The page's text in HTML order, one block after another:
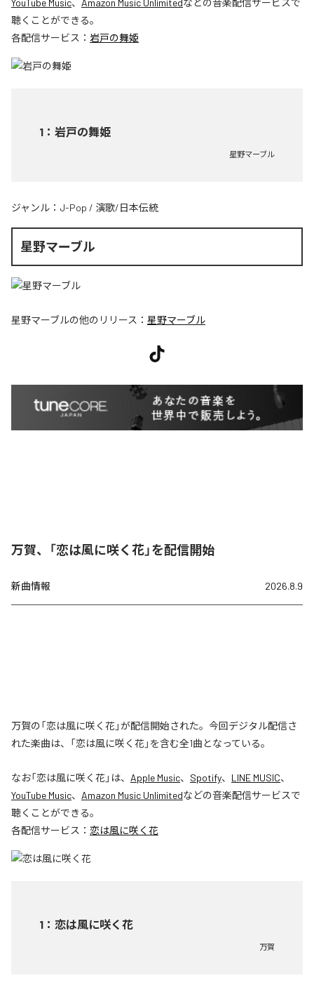
YouTube Music、 Amazon Music Unlimitedなどの音楽配信サービスで
聴くことができる。
各配信サービス： 岩戸の舞姫
1 ： 岩戸の舞姫
星野マーブル
ジャンル： J-Pop / 演歌/日本伝統
星野マーブル
星野マーブルの他のリリース： 星野マーブル
万賀、「恋は風に咲く花」を配信開始
新曲情報 2026.8.9
万賀の「恋は風に咲く花」が配信開始された。今回デジタル配信さ
れた楽曲は、「恋は風に咲く花」を含む全1曲となっている。
なお「恋は風に咲く花」は、 Apple Music、 Spotify、 LINE MUSIC、
YouTube Music、 Amazon Music Unlimitedなどの音楽配信サービスで
聴くことができる。
各配信サービス： 恋は風に咲く花
1 ： 恋は風に咲く花
万賀